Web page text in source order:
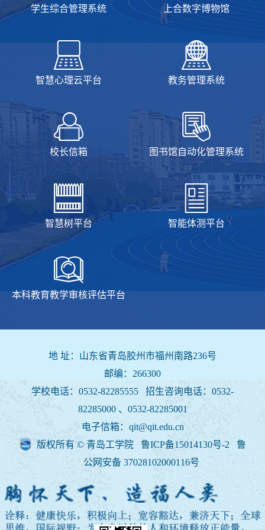
学生综合管理系统 上合数字博物馆
智慧心理云平台 教务管理系统
校长信箱 图书馆自动化管理系统
智慧树平台 智能体测平台
本科教育教学审核评估平台
地 址：山东省青岛胶州市福州南路236号
邮编：266300
学校电话：0532-82285555 招生咨询电话： 0532-
82285000 、0532-82285001
电子信箱：qit@qit.edu.cn
版权所有 © 青岛工学院 鲁ICP备15014130号-2
鲁
公网安备 37028102000116号